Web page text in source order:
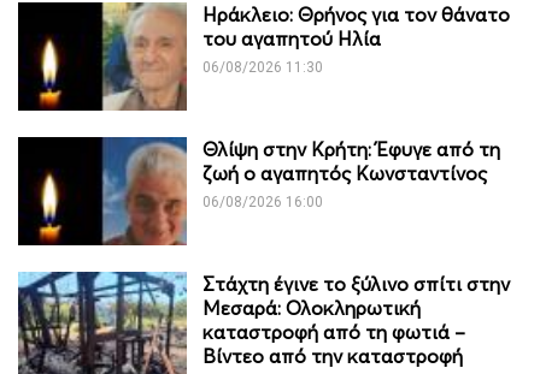
Ηράκλειο: Θρήνος για τον θάνατο
του αγαπητού Ηλία
06/08/2026 11:30
Θλίψη στην Κρήτη: Έφυγε από τη
ζωή ο αγαπητός Κωνσταντίνος
06/08/2026 16:00
Στάχτη έγινε το ξύλινο σπίτι στην
Μεσαρά: Ολοκληρωτική
καταστροφή από τη φωτιά –
Βίντεο από την καταστροφή